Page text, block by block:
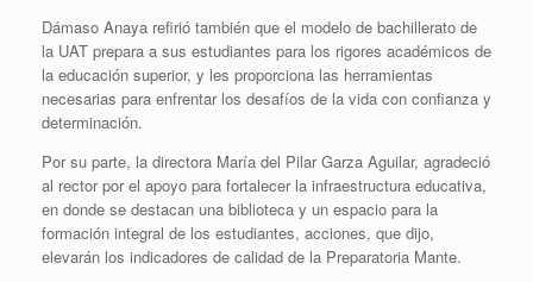
Dámaso Anaya refirió también que el modelo de bachillerato de
la UAT prepara a sus estudiantes para los rigores académicos de
la educación superior, y les proporciona las herramientas
necesarias para enfrentar los desafíos de la vida con confianza y
determinación.
Por su parte, la directora María del Pilar Garza Aguilar, agradeció
al rector por el apoyo para fortalecer la infraestructura educativa,
en donde se destacan una biblioteca y un espacio para la
formación integral de los estudiantes, acciones, que dijo,
elevarán los indicadores de calidad de la Preparatoria Mante.